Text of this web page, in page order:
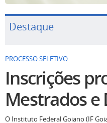
Destaque
PROCESSO SELETIVO
Inscrições
Mestrados
O Instituto Federal Goiano (IF